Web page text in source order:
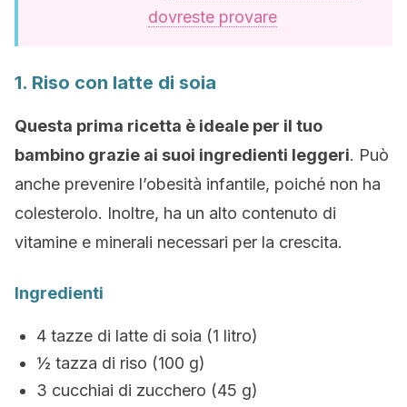
dovreste provare
1. Riso con latte di soia
Questa prima ricetta è ideale per il tuo
bambino grazie ai suoi ingredienti leggeri. Può
anche prevenire l’obesità infantile, poiché non ha
colesterolo. Inoltre, ha un alto contenuto di
vitamine e minerali necessari per la crescita.
Ingredienti
4 tazze di latte di soia (1 litro)
½ tazza di riso (100 g)
3 cucchiai di zucchero (45 g)